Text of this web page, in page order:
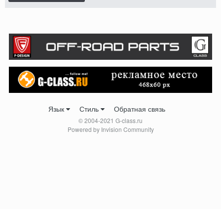
Язык Стиль Обратная связь
© 2004-2021 G-class.ru
Powered by Invision Community